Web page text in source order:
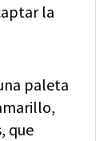
la
paleta
que